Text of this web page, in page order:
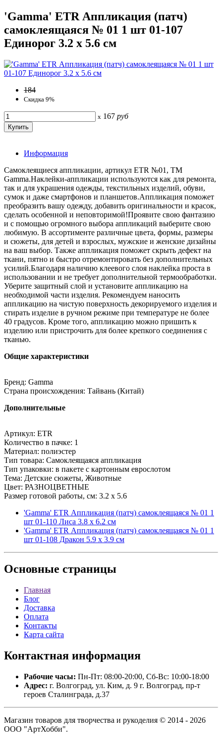
'Gamma' ETR Аппликация (патч)
самоклеящаяся № 01 1 шт 01-107
Единорог 3.2 х 5.6 см
184
Скидка 9%
x 167 руб
Информация
Самоклеящиеся аппликации, артикул ETR №01, ТМ
Gamma.Наклейки-аппликации используются как для ремонта,
так и для украшения одежды, текстильных изделий, обуви,
сумок и даже смартфонов и планшетов.Аппликация поможет
преобразить вашу одежду, добавить оригинальности и красок,
сделать особенной и неповторимой!Проявите свою фантазию
и с помощью огромного выбора аппликаций выберите свою
любимую. В ассортименте различные цвета, формы, размеры
и сюжеты, для детей и взрослых, мужские и женские дизайны
на ваш выбор. Также аппликация поможет скрыть дефект на
ткани, пятно и быстро отремонтировать без дополнительных
усилий.Благодаря наличию клеевого слоя наклейка проста в
использовании и не требует дополнительной термообработки.
Уберите защитный слой и установите аппликацию на
необходимой части изделия. Рекомендуем наносить
аппликацию на чистую поверхность декорируемого изделия и
стирать изделие в ручном режиме при температуре не более
40 градусов. Кроме того, аппликацию можно пришить к
изделию или пристрочить для более крепкого соединения с
тканью.
Общие характеристики
Бренд: Gamma
Страна происхождения: Тайвань (Китай)
Дополнительные
Артикул: ETR
Количество в пачке: 1
Материал: полиэстер
Тип товара: Самоклеящаяся аппликация
Тип упаковки: в пакете с картонным еврослотом
Тема: Детские сюжеты, Животные
Цвет: РАЗНОЦВЕТНЫЕ
Размер готовой работы, см: 3.2 x 5.6
'Gamma' ETR Аппликация (патч) самоклеящаяся № 01 1
шт 01-110 Лиса 3.8 х 6.2 см
'Gamma' ETR Аппликация (патч) самоклеящаяся № 01 1
шт 01-108 Дракон 5.9 х 3.9 см
Основные страницы
Главная
Блог
Доставка
Оплата
Контакты
Карта сайта
Контактная информация
Рабочие часы: Пн-Пт: 08:00-20:00, Сб-Вс: 10:00-18:00
Адрес: г. Волгоград, ул. Ким, д. 9 г. Волгоград, пр-т
героев Сталинграда, д.37
Магазин товаров для творчества и рукоделия © 2014 - 2026
ООО "АртХобби".